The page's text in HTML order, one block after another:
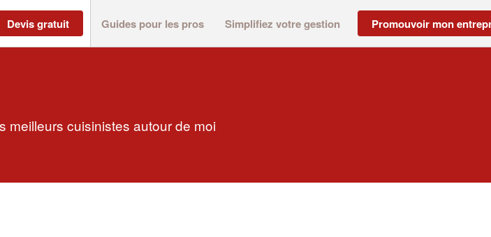
Devis gratuit Guides pour les pros Simplifiez votre gestion Promouvoir mon
meilleurs cuisinistes autour de moi